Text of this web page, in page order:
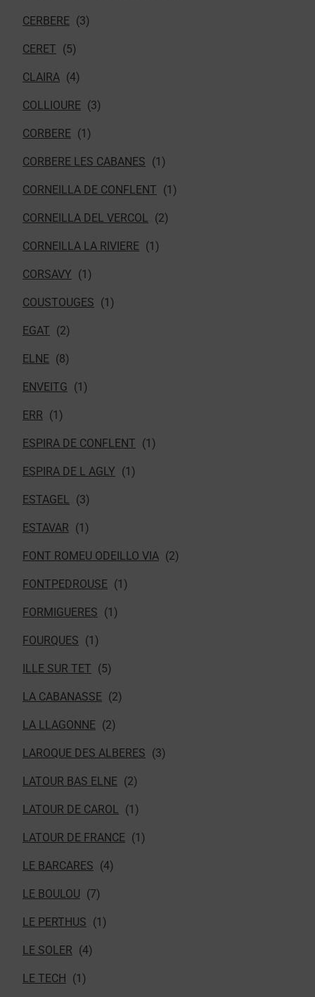
CERBERE
CERET
CLAIRA
COLLIOURE
CORBERE
CORBERE LES CABANES
CORNEILLA DE CONFLENT
CORNEILLA DEL VERCOL
CORNEILLA LA RIVIERE
CORSAVY
COUSTOUGES
EGAT
ELNE
ENVEITG
ERR
ESPIRA DE CONFLENT
ESPIRA DE L AGLY
ESTAGEL
ESTAVAR
FONT ROMEU ODEILLO VIA
FONTPEDROUSE
FORMIGUERES
FOURQUES
ILLE SUR TET
LA CABANASSE
LA LLAGONNE
LAROQUE DES ALBERES
LATOUR BAS ELNE
LATOUR DE CAROL
LATOUR DE FRANCE
LE BARCARES
LE BOULOU
LE PERTHUS
LE SOLER
LE TECH